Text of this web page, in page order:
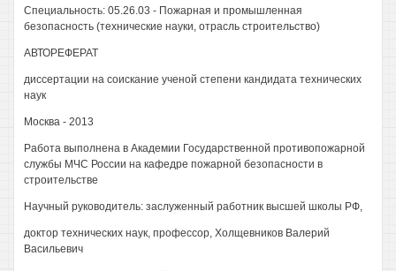
Специальность: 05.26.03 - Пожарная и промышленная
безопасность (технические науки, отрасль строительство)
АВТОРЕФЕРАТ
диссертации на соискание ученой степени кандидата технических
наук
Москва - 2013
Работа выполнена в Академии Государственной противопожарной
службы МЧС России на кафедре пожарной безопасности в
строительстве
Научный руководитель: заслуженный работник высшей школы РФ,
доктор технических наук, профессор, Холщевников Валерий
Васильевич